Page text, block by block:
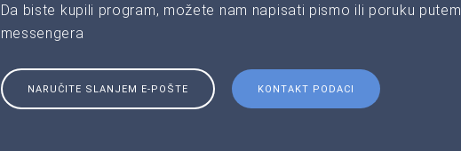
Da biste kupili program, možete nam napisati pismo ili poruku putem
messengera
NARUČITE SLANJEM E-POŠTE KONTAKT PODACI